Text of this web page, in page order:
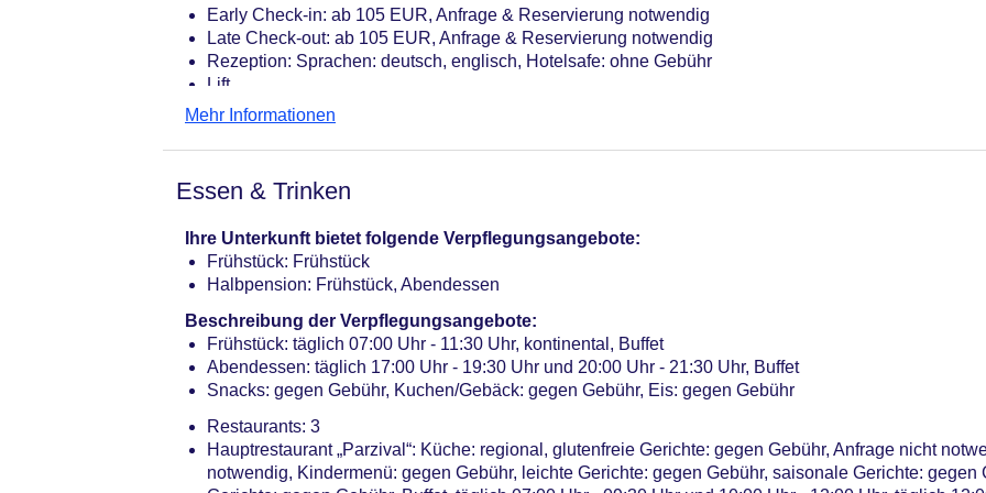
Early Check-in: ab 105 EUR, Anfrage & Reservierung notwendig
Late Check-out: ab 105 EUR, Anfrage & Reservierung notwendig
Rezeption: Sprachen: deutsch, englisch, Hotelsafe: ohne Gebühr
Lift
Kaminzimmer
Pools: 4
Pool „Schwebebecken“: ab 15 Jahre, ohne Gebühr, Outdoor, Thermalwasser, beheizbar, im
Pool „Sole-Bewegungsbecken“: Outdoor, Thermalwasser, Liegen, Sonnenschirme
Badetücher: ohne Gebühr
Souvenirshop
Arzt: Sprachen: deutsch
Internet: WLAN/WiFi, im gesamten Hotel (Anlage): ohne Gebühr
Wäscheservice: gegen Gebühr
Zahlungsarten: TUI Card / VISA, MasterCard, EC Karte/Maestro
Parkmöglichkeiten: Parkplatz (nach Verfügbarkeit), unbewacht: pro Tag ca. 17 EUR, Garage: pro Tag
Stellplätze, im Parkhaus: pro Tag ca. 15 EUR
Tagungseinrichtungen: Konferenzräume: 5, klimatisierte Tagungsräume, Tageslicht,
Mehr Informationen
Essen & Trinken
Ihre Unterkunft bietet folgende Verpflegungsangebote:
Frühstück: Frühstück
Halbpension: Frühstück, Abendessen
Beschreibung der Verpflegungsangebote:
Frühstück: täglich 07:00 Uhr - 11:30 Uhr, kontinental, Buffet
Abendessen: täglich 17:00 Uhr - 19:30 Uhr und 20:00 Uhr - 21:30 Uhr, Buffet
Snacks: gegen Gebühr, Kuchen/Gebäck: gegen Gebühr, Eis: gegen Gebühr
Restaurants: 3
Hauptrestaurant „Parzival“: Küche: regional, glutenfreie Gerichte: gegen Gebühr, Anfrage nicht
notwendig, Kindermenü: gegen Gebühr, leichte Gerichte: gegen Gebühr, saisonale Gerichte: gegen